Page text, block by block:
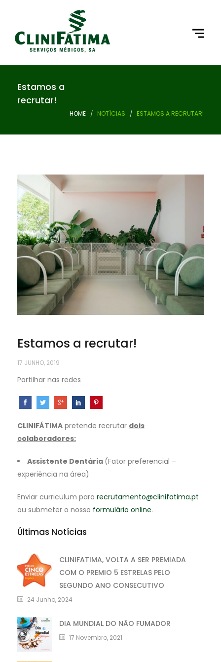
Estamos a
recrutar!
HOME NOTÍCIAS ESTAMOS A RECRUTAR!
Estamos a recrutar!
17 JUNHO, 2019
Partilhar nas redes
CLINIFÁTIMApretende recrutar dois
colaboradores:
Assistente Dentária (Fator preferencial –
experiência na área)
Enviar curriculum para recrutamento@clinifatima.pt
ou submeter o nosso formulário online.
Últimas Notícias
CLINIFATIMA, VOLTA A SER PREMIADA
COM O PREMIO 5 ESTRELAS PELO
SEGUNDO ANO CONSECUTIVO
24 Junho, 2024
DIA MUNDIAL DO NÃO FUMADOR
17 Novembro, 2021